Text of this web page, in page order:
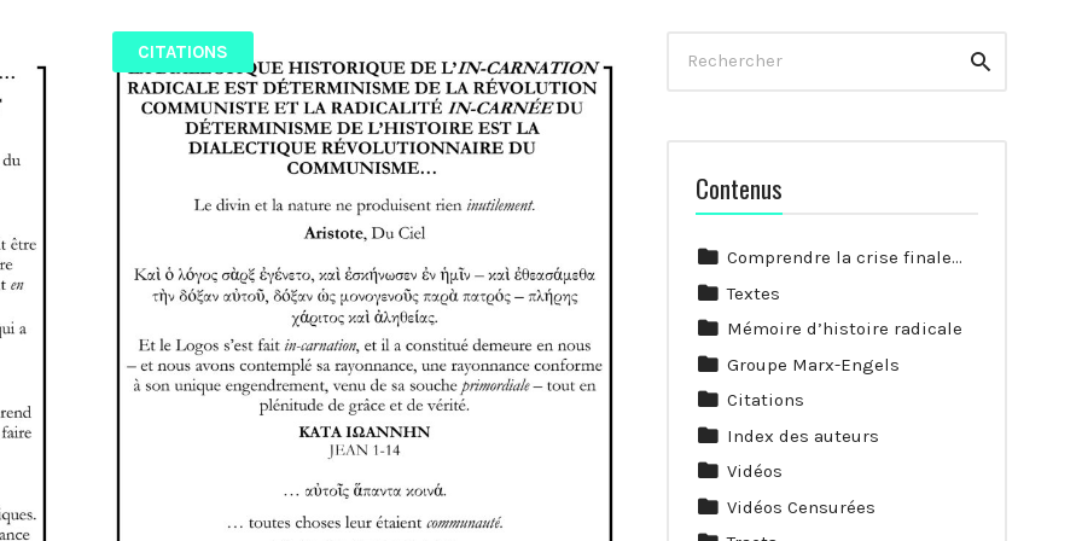
CITATIONS
Rechercher
Contenus
Comprendre la crise finale…
Textes
Mémoire d’histoire radicale
Groupe Marx-Engels
Citations
Index des auteurs
Vidéos
Vidéos Censurées